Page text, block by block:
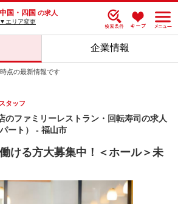
中国・四国 の求人
▼エリア変更
企業情報
点の最新情報です
タッフ
ファミリーレストラン・回転寿司の求人
ート） - 福山市
ける方大募集中！＜ホール＞未